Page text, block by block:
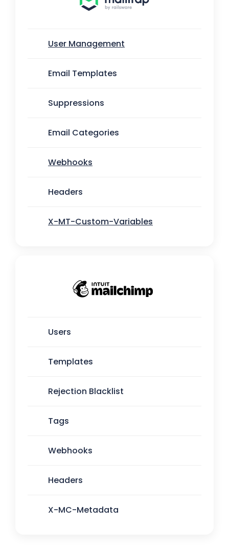
User Management
Email Templates
Suppressions
Email Categories
Webhooks
Headers
X-MT-Custom-Variables
Users
Templates
Rejection Blacklist
Tags
Webhooks
Headers
X-MC-Metadata